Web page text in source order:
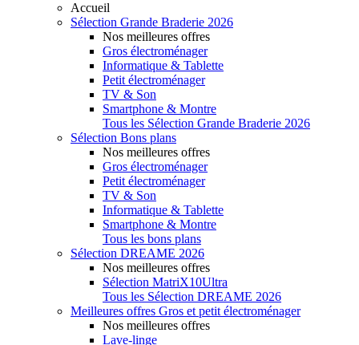
Accueil
Sélection Grande Braderie 2026
Nos meilleures offres
Gros électroménager
Informatique & Tablette
Petit électroménager
TV & Son
Smartphone & Montre
Tous les Sélection Grande Braderie 2026
Sélection Bons plans
Nos meilleures offres
Gros électroménager
Petit électroménager
TV & Son
Informatique & Tablette
Smartphone & Montre
Tous les bons plans
Sélection DREAME 2026
Nos meilleures offres
Sélection MatriX10Ultra
Tous les Sélection DREAME 2026
Meilleures offres Gros et petit électroménager
Nos meilleures offres
Lave-linge